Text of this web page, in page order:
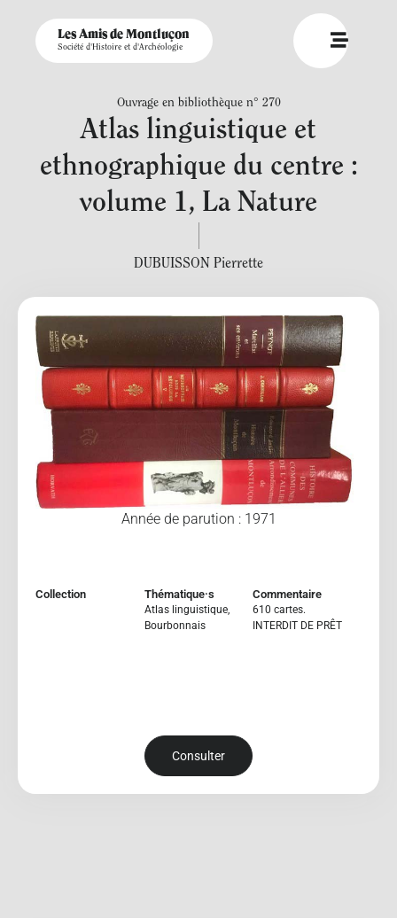
Les Amis de Montluçon
Société d'Histoire et d'Archéologie
Ouvrage en bibliothèque n° 270
Atlas linguistique et
ethnographique du centre :
volume 1, La Nature
DUBUISSON Pierrette
Année de parution : 1971
Collection Thématique·s
Atlas linguistique,
Bourbonnais
Commentaire
610 cartes.
INTERDIT DE PRÊT
Consulter